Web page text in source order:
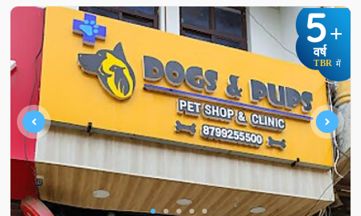
5+
वर्ष
TBR में